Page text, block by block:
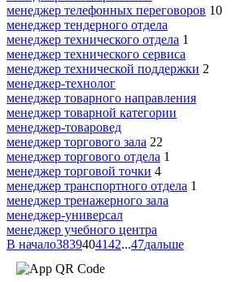
менеджер телефонных переговоров 10
менеджер тендерного отдела
менеджер технического отдела 1
менеджер технического сервиса
менеджер технической поддержки 2
менеджер-технолог
менеджер товарного направления
менеджер товарной категории
менеджер-товаровед
менеджер торгового зала 22
менеджер торгового отдела 1
менеджер торговой точки 4
менеджер транспортного отдела 1
менеджер тренажерного зала
менеджер-универсал
менеджер учебного центра
В начало3839404142...47дальше